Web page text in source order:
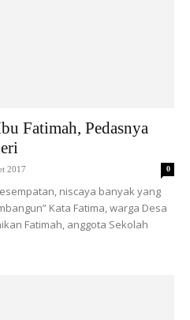
Fatimah, Pedasnya
2017 0
niscaya banyak yang
Kata Fatima, warga Desa
Fatimah, anggota Sekolah